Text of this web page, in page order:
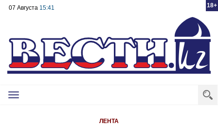
18+
07 Августа 15:41
Toggle
ЛЕНТА